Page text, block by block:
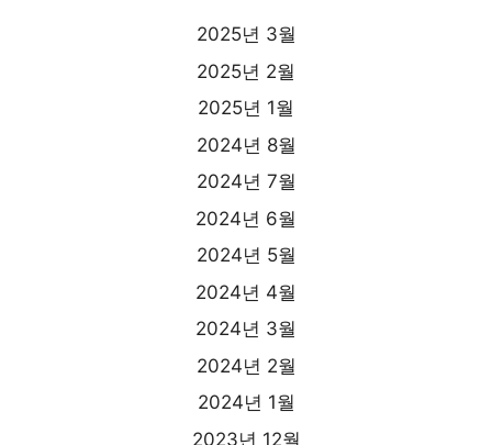
2025년 3월
2025년 2월
2025년 1월
2024년 8월
2024년 7월
2024년 6월
2024년 5월
2024년 4월
2024년 3월
2024년 2월
2024년 1월
2023년 12월